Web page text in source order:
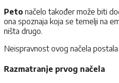
Peto načelo također može biti
ona spoznaja koja se temelji na
ništa drugo.
Neispravnost ovog načela
Razmatranje prvog načela